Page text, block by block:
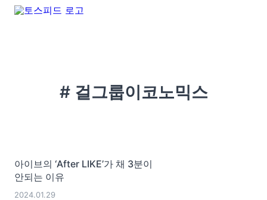
# 걸그룹이코노믹스
아이브의 ‘After LIKE’가 채 3분이
안되는 이유
2024.01.29